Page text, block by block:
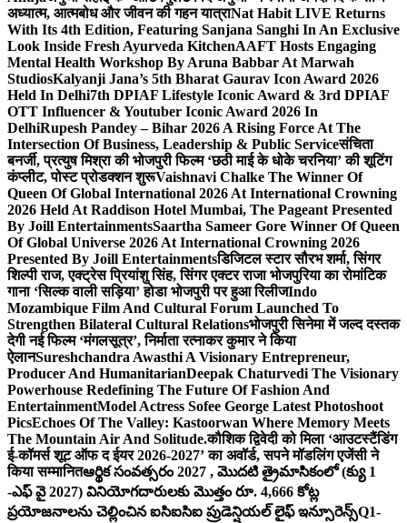
अध्यात्म, आत्मबोध और जीवन की गहन यात्राNat Habit LIVE Returns
With Its 4th Edition, Featuring Sanjana Sanghi In An Exclusive
Look Inside Fresh Ayurveda KitchenAAFT Hosts Engaging
Mental Health Workshop By Aruna Babbar At Marwah
StudiosKalyanji Jana’s 5th Bharat Gaurav Icon Award 2026
Held In Delhi7th DPIAF Lifestyle Iconic Award & 3rd DPIAF
OTT Influencer & Youtuber Iconic Award 2026 In
DelhiRupesh Pandey – Bihar 2026 A Rising Force At The
Intersection Of Business, Leadership & Public Serviceसंचिता
बनर्जी, प्रत्युष मिश्रा की भोजपुरी फिल्म ‘छठी माई के धोके चरनिया’ की शूटिंग
कंप्लीट, पोस्ट प्रोडक्शन शुरूVaishnavi Chalke The Winner Of
Queen Of Global International 2026 At International Crowning
2026 Held At Raddison Hotel Mumbai, The Pageant Presented
By Joill EntertainmentsSaartha Sameer Gore Winner Of Queen
Of Global Universe 2026 At International Crowning 2026
Presented By Joill Entertainmentsडिजिटल स्टार सौरभ शर्मा, सिंगर
शिल्पी राज, एक्ट्रेस प्रियांशु सिंह, सिंगर एक्टर राजा भोजपुरिया का रोमांटिक
गाना ‘सिल्क वाली सड़िया’ होडा भोजपुरी पर हुआ रिलीजIndo
Mozambique Film And Cultural Forum Launched To
Strengthen Bilateral Cultural Relationsभोजपुरी सिनेमा में जल्द दस्तक
देगी नई फिल्म ‘मंगलसूत्र’, निर्माता रत्नाकर कुमार ने किया
ऐलानSureshchandra Awasthi A Visionary Entrepreneur,
Producer And HumanitarianDeepak Chaturvedi The Visionary
Powerhouse Redefining The Future Of Fashion And
EntertainmentModel Actress Sofee George Latest Photoshoot
PicsEchoes Of The Valley: Kastoorwan Where Memory Meets
The Mountain Air And Solitude.कौशिक द्विवेदी को मिला ‘आउटस्टैंडिंग
ई-कॉमर्स शूट ऑफ द ईयर 2026-2027’ का अवॉर्ड, सपने मॉडलिंग एजेंसी ने
किया सम्मानितఆర్థిక సంవత్సరం 2027 , మొదటి త్రైమాసికంలో (క్యు 1
-ఎఫ్ వై 2027) వినియోగదారులకు మొత్తం రూ. 4,666 కోట్ల
ప్రయోజనాలను చెల్లించిన ఐసిఐసిఐ ప్రుడెన్షియల్ లైఫ్ ఇన్సూరెన్స్Q1-